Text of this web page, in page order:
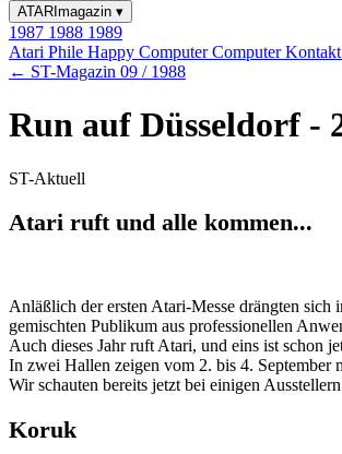
ATARImagazin ▾
1987 1988 1989
Atari Phile Happy ComputerComputer Kontakt
← ST-Magazin 09 / 1988
Run auf Düsseldorf -
ST-Aktuell
Atari ruft und alle kommen...
Anläßlich der ersten Atari-Messe drängten sich
gemischten Publikum aus professionellen
Auch dieses Jahr ruft Atari, und eins ist schon
In zwei Hallen zeigen vom 2. bis 4. September
Wir schauten bereits jetzt bei einigen
Koruk